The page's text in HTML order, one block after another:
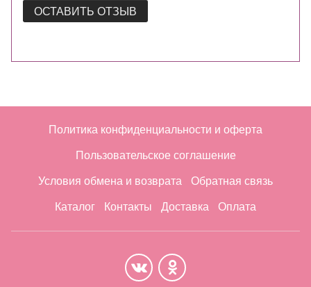
ОСТАВИТЬ ОТЗЫВ
Политика конфиденциальности и оферта
Пользовательское соглашение
Условия обмена и возврата Обратная связь
Каталог Контакты Доставка Оплата